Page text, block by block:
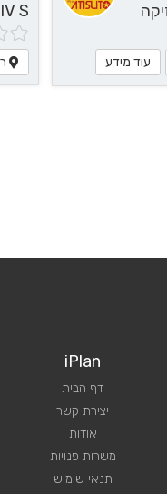
עוד מידע
iPlan
דף הבית
יצירת קשר
אודות
משרות פנויות
תנאי שימוש